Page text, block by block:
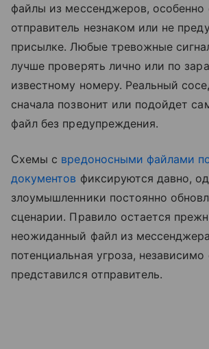
файлы из мессенджеров, особенно
отправитель незнаком или не
присылке. Любые тревожные
лучше проверять лично или по
известному номеру. Реальный
сначала позвонит или подойдет
файл без предупреждения.
Схемы с вредоносными файлами
документов фиксируются давно,
злоумышленники постоянно
сценарии. Правило остается
неожиданный файл из
потенциальная угроза, независимо
представился отправитель.